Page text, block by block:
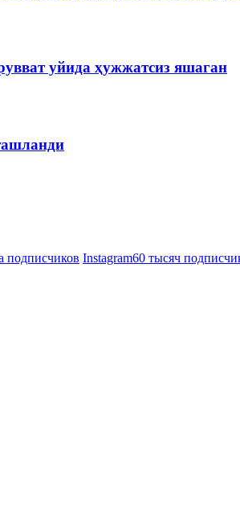
уйида ҳужжатсиз яшаган
подписчиков Instagram60 тысяч